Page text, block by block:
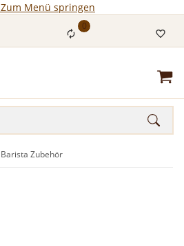
Zum Menü springen
0
Barista Zubehör